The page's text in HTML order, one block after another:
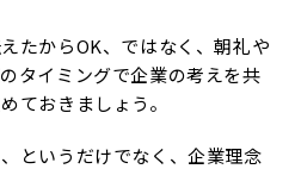
たからOK、ではなく、朝礼や
タイミングで企業の考えを共
ておきましょう。
というだけでなく、企業理念